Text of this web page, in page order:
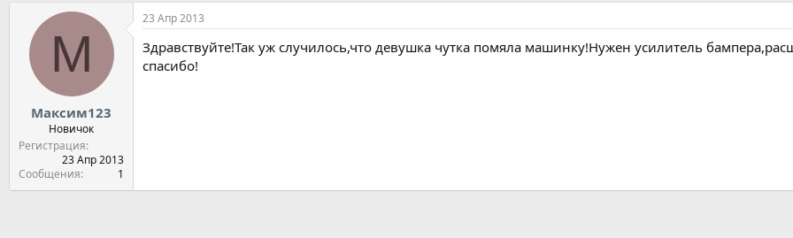
М
Максим123
Новичок
Регистрация
23 Апр 2013
Сообщения
1
23 Апр 2013
Здравствуйте!Так уж случилось,что девушка чутка помяла машинку!Нужен усилитель
спасибо!